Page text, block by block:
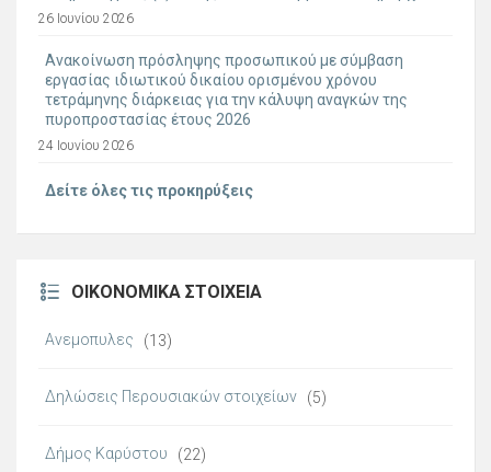
26 Ιουνίου 2026
Ανακοίνωση πρόσληψης προσωπικού με σύμβαση
εργασίας ιδιωτικού δικαίου ορισμένου χρόνου
τετράμηνης διάρκειας για την κάλυψη αναγκών της
πυροπροστασίας έτους 2026
24 Ιουνίου 2026
Δείτε όλες τις προκηρύξεις
ΟΙΚΟΝΟΜΙΚΆ ΣΤΟΙΧΕΊΑ
Ανεμοπυλες (13)
Δηλώσεις Περουσιακών στοιχείων (5)
Δήμος Καρύστου (22)